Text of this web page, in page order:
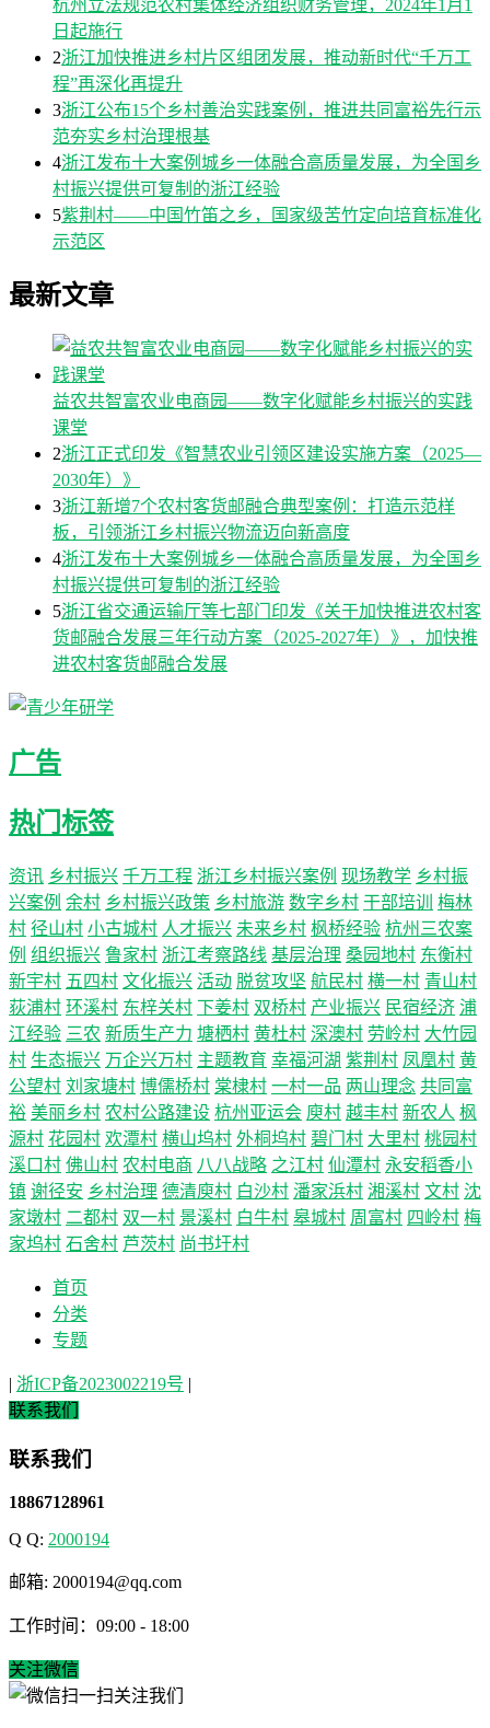
杭州立法规范农村集体经济组织财务管理，2024年1月1
日起施行
2浙江加快推进乡村片区组团发展，推动新时代“千万工
程”再深化再提升
3浙江公布15个乡村善治实践案例，推进共同富裕先行示
范夯实乡村治理根基
4浙江发布十大案例城乡一体融合高质量发展，为全国乡
村振兴提供可复制的浙江经验
5紫荆村——中国竹笛之乡，国家级苦竹定向培育标准化
示范区
最新文章
益农共智富农业电商园——数字化赋能乡村振兴的实践
课堂
2浙江正式印发《智慧农业引领区建设实施方案（2025—
2030年）》
3浙江新增7个农村客货邮融合典型案例：打造示范样
板，引领浙江乡村振兴物流迈向新高度
4浙江发布十大案例城乡一体融合高质量发展，为全国乡
村振兴提供可复制的浙江经验
5浙江省交通运输厅等七部门印发《关于加快推进农村客
货邮融合发展三年行动方案（2025-2027年）》，加快推
进农村客货邮融合发展
广告
热门标签
资讯 乡村振兴 千万工程 浙江乡村振兴案例 现场教学 乡村振
兴案例 余村 乡村振兴政策 乡村旅游 数字乡村 干部培训
梅林
村 径山村 小古城村 人才振兴 未来乡村 枫桥经验 杭州三农案
例 组织振兴 鲁家村 浙江考察路线 基层治理 桑园地村 东衡村
新宇村 五四村 文化振兴 活动 脱贫攻坚 航民村 横一村 青山村
荻浦村 环溪村 东梓关村 下姜村 双桥村 产业振兴 民宿经济 浦
江经验 三农 新质生产力 塘栖村 黄杜村 深澳村 劳岭村 大竹园
村 生态振兴 万企兴万村 主题教育 幸福河湖 紫荆村 凤凰村 黄
公望村 刘家塘村 博儒桥村 棠棣村 一村一品 两山理念 共同富
裕 美丽乡村 农村公路建设 杭州亚运会 庾村 越丰村 新农人 枫
源村 花园村 欢潭村 横山坞村 外桐坞村 碧门村 大里村 桃园村
溪口村 佛山村 农村电商 八八战略 之江村 仙潭村 永安稻香小
镇 谢径安 乡村治理 德清庾村 白沙村 潘家浜村 湘溪村 文村 沈
家墩村 二都村 双一村 景溪村 白牛村 皋城村 周富村 四岭村 梅
家坞村 石舍村 芦茨村 尚书圩村
首页
分类
专题
| 浙ICP备2023002219号 |
联系我们
联系我们
18867128961
Q Q: 2000194
邮箱: 2000194@qq.com
工作时间：09:00 - 18:00
关注微信